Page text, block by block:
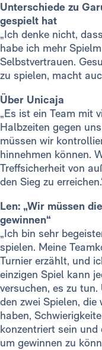
Unterschiede zu
gespielt hat
„Ich denke nicht,
habe ich mehr
Selbstvertrauen.
zu spielen, macht
Über Unicaja
„Es ist ein Team mit
Halbzeiten gegen
müssen wir
hinnehmen können.
Treffsicherheit von
den Sieg zu
Len: „Wir müssen
gewinnen“
„Ich bin sehr
spielen. Meine
Turnier erzählt, und
einzigen Spiel kann
versuchen, es zu
den zwei Spielen,
haben,
konzentriert sein
um gewinnen zu